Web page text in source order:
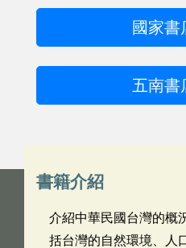
國家書
五南書
書籍介紹
介紹中華民國台灣的概
括台灣的自然環境、人